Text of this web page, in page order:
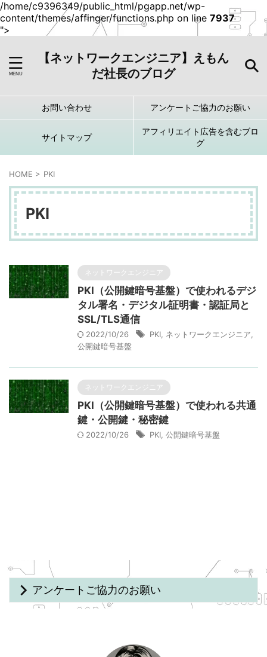
/home/c9396349/public_html/pgapp.net/wp-
content/themes/affinger/functions.php on line 7937
">
【ネットワークエンジニア】えもん
だ社長のブログ
お問い合わせ アンケートご協力のお願い
サイトマップ
アフィリエイト広告を含むブロ
グ
HOME > PKI
PKI
ネットワークエンジニア
PKI（公開鍵暗号基盤）で使われるデジ
タル署名・デジタル証明書・認証局と
SSL/TLS通信
2022/10/26 PKI ネットワークエンジニア
公開鍵暗号基盤
ネットワークエンジニア
PKI（公開鍵暗号基盤）で使われる共通
鍵・公開鍵・秘密鍵
2022/10/26 PKI 公開鍵暗号基盤
アンケートご協力のお願い